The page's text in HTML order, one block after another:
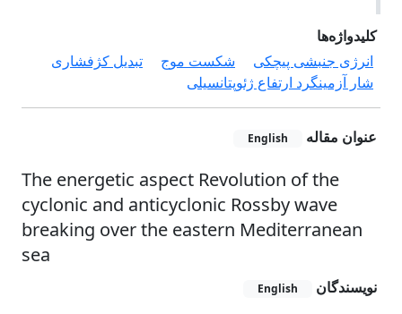
کلیدواژه‌ها
انرژی جنبشی پیچکی
شکست موج
تبدیل کژفشاری
شار آزمینگرد ارتفاع ژئوپتانسیلی
عنوان مقاله English
The energetic aspect Revolution of the
cyclonic and anticyclonic Rossby wave
breaking over the eastern Mediterranean
sea
نویسندگان English